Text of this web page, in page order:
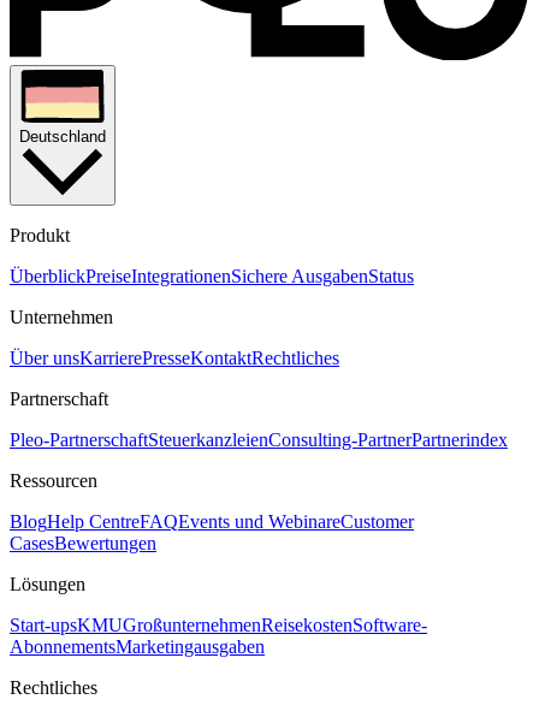
Deutschland
Produkt
ÜberblickPreiseIntegrationenSichere AusgabenStatus
Unternehmen
Über unsKarrierePresseKontaktRechtliches
Partnerschaft
Pleo-PartnerschaftSteuerkanzleienConsulting-PartnerPartnerindex
Ressourcen
BlogHelp CentreFAQEvents und WebinareCustomer
CasesBewertungen
Lösungen
Start-upsKMUGroßunternehmenReisekostenSoftware-
AbonnementsMarketingausgaben
Rechtliches